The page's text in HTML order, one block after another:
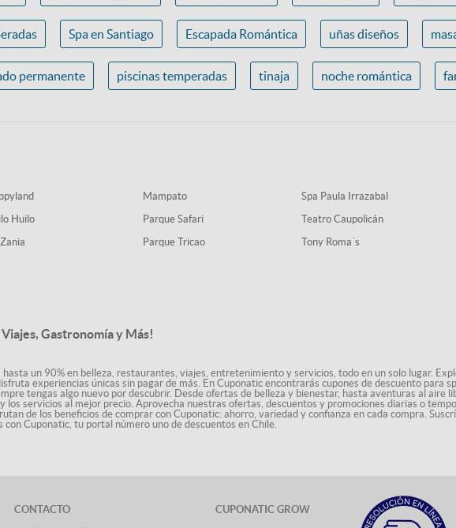
Spa en Santiago Escapada Romántica uñas diseños
permanente piscinas temperadas tinaja noche romántica
Huilo
Mampato
Parque Safari
Parque Tricao
Spa Paula Irrazabal
Teatro Caupolicán
Tony Roma´s
Gastronomía y Más!
un 90% en belleza, restaurantes, viajes, entretenimiento y servicios, todo en un solo lugar.
experiencias únicas sin pagar de más. En Cuponatic encontrarás cupones de descuento para
tengas algo nuevo por descubrir. Desde ofertas de belleza y bienestar, hasta aventuras al aire
servicios al mejor precio. Aprovecha nuestras ofertas, descuentos y promociones diarias o
de los beneficios de comprar con Cuponatic: ahorro, variedad y confianza en cada compra.
Cuponatic, tu portal número uno de descuentos en Chile.
CONTACTO CUPONATIC GROW